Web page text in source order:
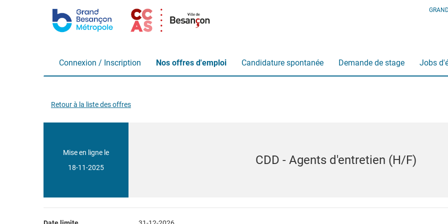
contenu
principal
Connexion / Inscription Nos offres d'emploi Candidature spontanée Demande de stage
Jobs
d'entretien
(H/F)
Retour à la liste des offres
Mise en ligne le
18-11-2025
CDD - Agents d'entretien (H/F)